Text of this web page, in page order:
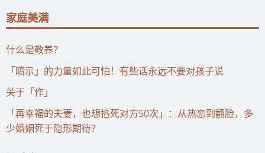
家庭美满
什么是教养？
「暗示」的力量如此可怕！有些话永远不要对孩子说
关于「作」
「再幸福的夫妻，也想掐死对方50次」：从热恋到翻脸，多
少婚姻死于隐形期待？